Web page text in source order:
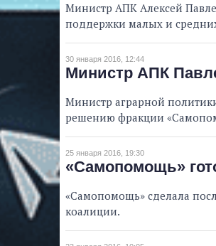
Министр АПК Алексей
поддержки малых и
30 января 2016, 12:44
Министр АПК
Министр аграрной
решению фракции
25 января 2016, 19:30
«Самопомощь»
«Самопомощь» сделала
коалиции.